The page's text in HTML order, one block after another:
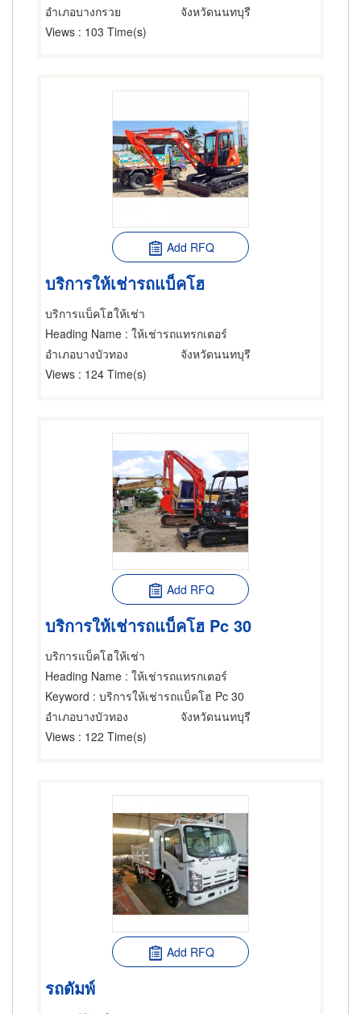
อำเภอบางกรวย
จังหวัดนนทบุรี
Views : 103 Time(s)
Add RFQ
บริการให้เช่ารถแบ็คโฮ
บริการแบ็คโฮให้เช่า
Heading Name : ให้เช่ารถแทรกเตอร์
อำเภอบางบัวทอง
จังหวัดนนทบุรี
Views : 124 Time(s)
Add RFQ
บริการให้เช่ารถแบ็คโฮ Pc 30
บริการแบ็คโฮให้เช่า
Heading Name : ให้เช่ารถแทรกเตอร์
Keyword : บริการให้เช่ารถแบ็คโฮ Pc 30
อำเภอบางบัวทอง
จังหวัดนนทบุรี
Views : 122 Time(s)
Add RFQ
รถดัมพ์